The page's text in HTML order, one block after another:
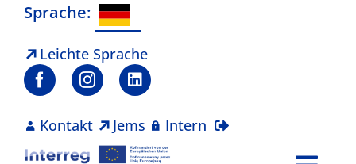
Zum
springen
Sprache:
Leichte Sprache
Kontakt Jems Intern